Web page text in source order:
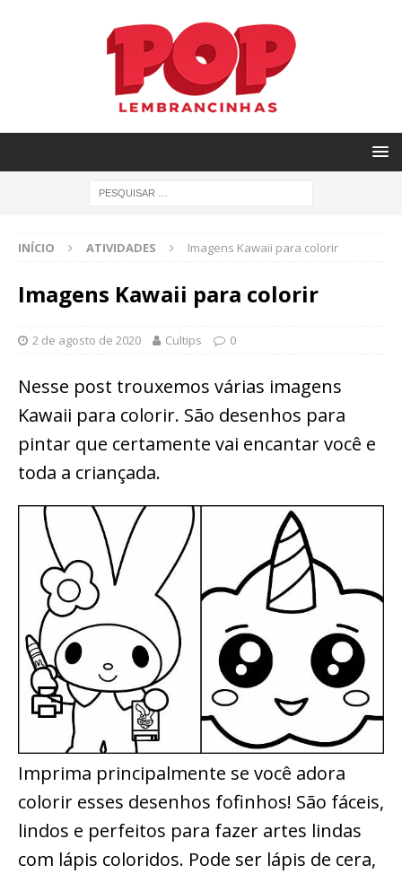
INÍCIO ATIVIDADES Imagens Kawaii para colorir
Imagens Kawaii para colorir
2 de agosto de 2020 Cultips 0
Nesse post trouxemos várias imagens
Kawaii para colorir. São desenhos para
pintar que certamente vai encantar você e
toda a criançada.
Imprima principalmente se você adora
colorir esses desenhos fofinhos! São fáceis,
lindos e perfeitos para fazer artes lindas
com lápis coloridos. Pode ser lápis de cera,